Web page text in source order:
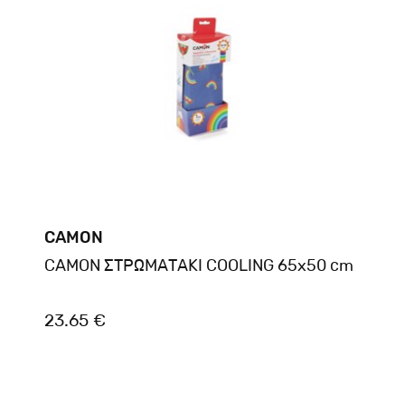
CAMON
CAMON ΣΤΡΩΜΑΤΑΚΙ COOLING 65x50 cm
23.65 €